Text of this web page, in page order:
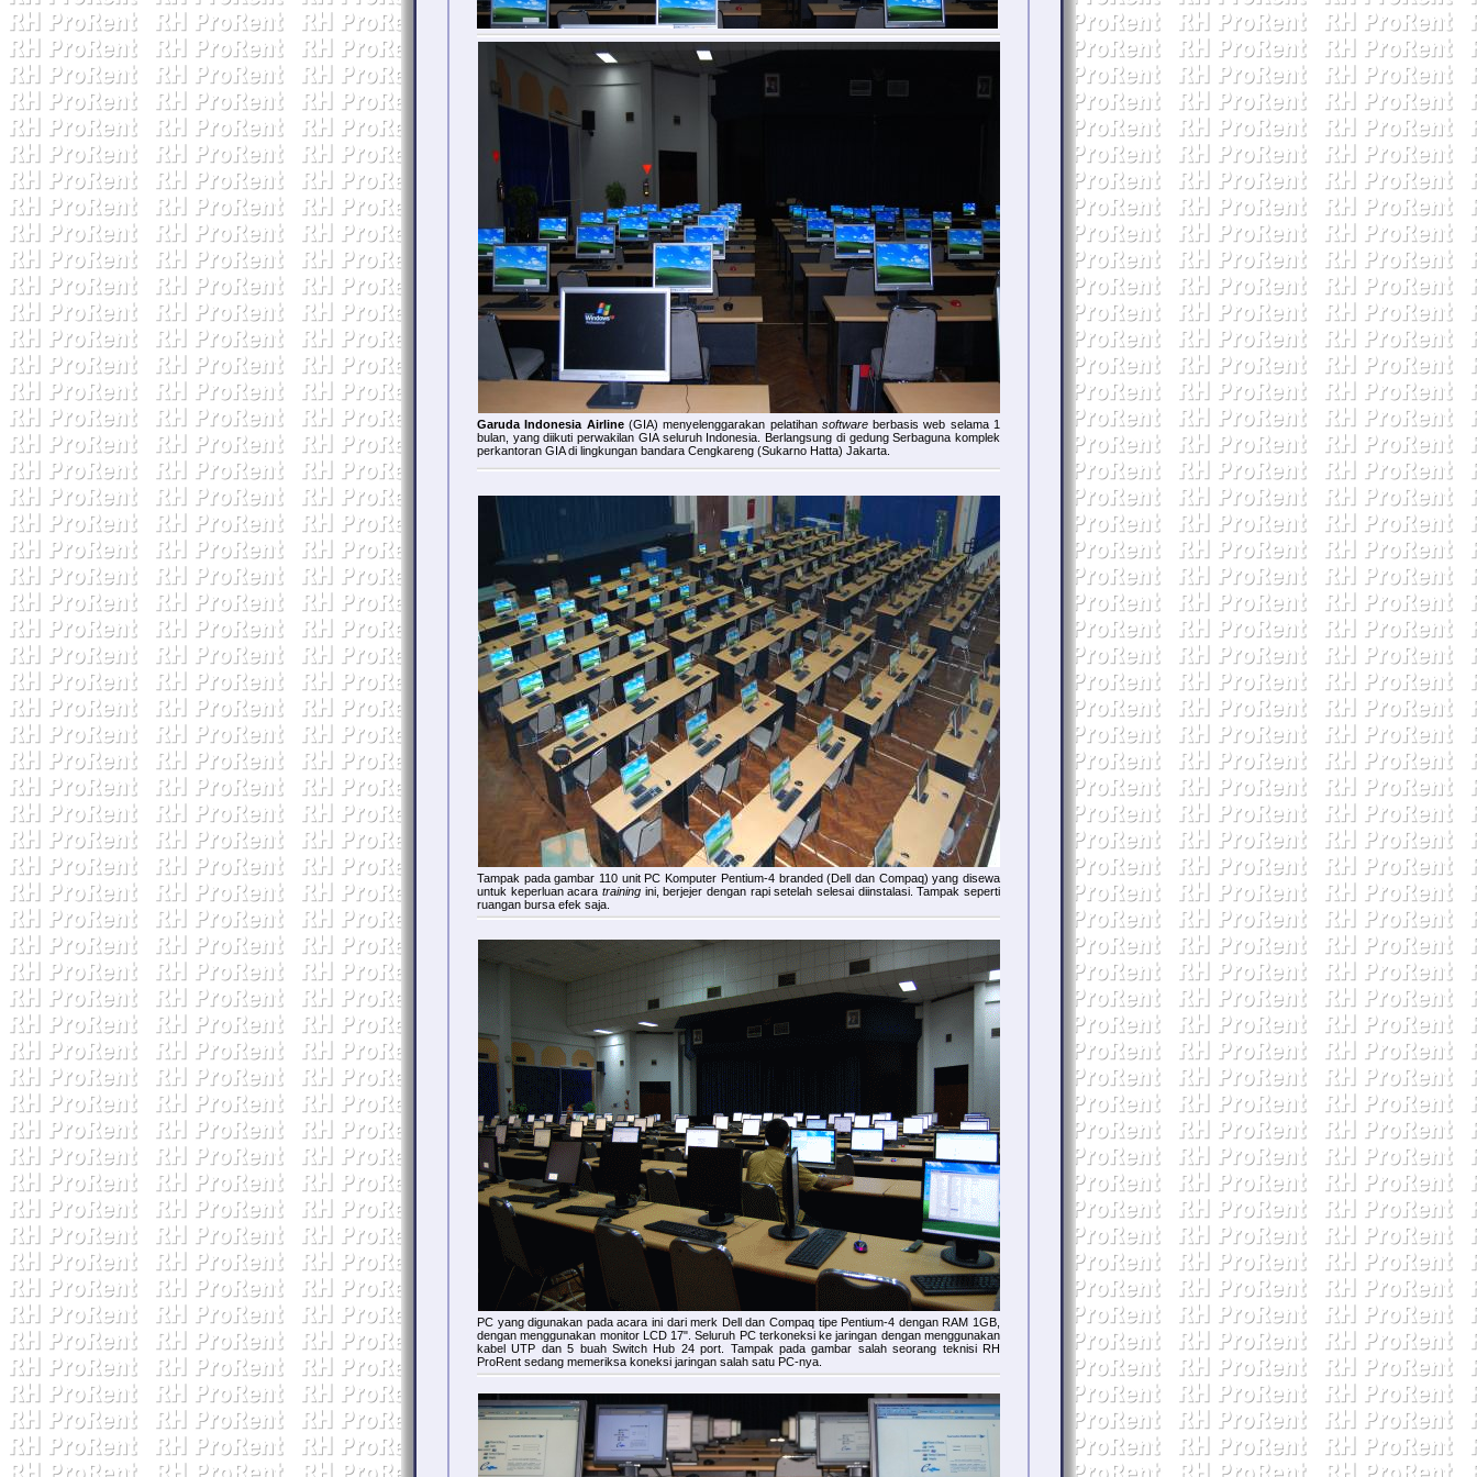
Garuda Indonesia Airline(GIA) menyelenggarakan pelatihan softwareberbasis web selama 1
bulan, yang diikuti perwakilan GIA seluruh Indonesia. Berlangsung di gedung Serbaguna komplek
perkantoran GIA di lingkungan bandara Cengkareng (Sukarno Hatta) Jakarta.
Tampak pada gambar 110 unit PC Komputer Pentium-4 branded (Dell dan Compaq) yang disewa
untuk keperluan acara training ini, berjejer dengan rapi setelah selesai diinstalasi. Tampak seperti
ruangan bursa efek saja.
PC yang digunakan pada acara ini dari merk Dell dan Compaq tipe Pentium-4 dengan RAM 1GB,
dengan menggunakan monitor LCD 17" . Seluruh PC terkoneksi ke jaringan dengan menggunakan
kabel UTP dan 5 buah Switch Hub 24 port. Tampak pada gambar salah seorang teknisi RH
ProRent sedang memeriksa koneksi jaringan salah satu PC-nya.